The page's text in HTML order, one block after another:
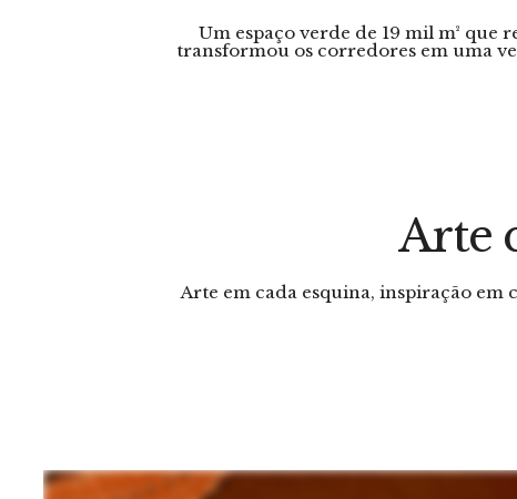
Um espaço verde de 19 mil m² que
transformou os corredores em uma
Arte
Arte em cada esquina, inspiração em